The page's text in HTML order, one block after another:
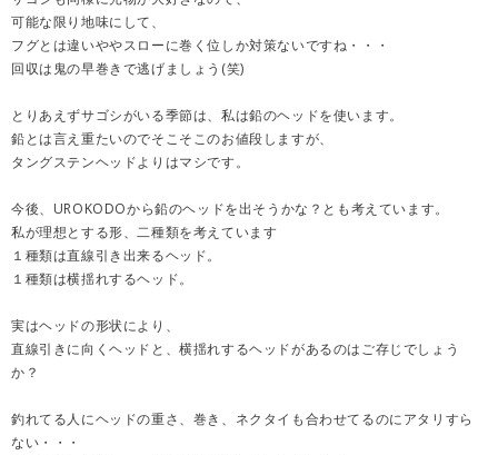
可能な限り地味にして、
フグとは違いややスローに巻く位しか対策ないですね・・・
回収は鬼の早巻きで逃げましょう(笑)
とりあえずサゴシがいる季節は、私は鉛のヘッドを使います。
鉛とは言え重たいのでそこそこのお値段しますが、
タングステンヘッドよりはマシです。
今後、UROKODOから鉛のヘッドを出そうかな？とも考えています。
私が理想とする形、二種類を考えています
１種類は直線引き出来るヘッド。
１種類は横揺れするヘッド。
実はヘッドの形状により、
直線引きに向くヘッドと、横揺れするヘッドがあるのはご存じでしょう
か？
釣れてる人にヘッドの重さ、巻き、ネクタイも合わせてるのにアタリすら
ない・・・